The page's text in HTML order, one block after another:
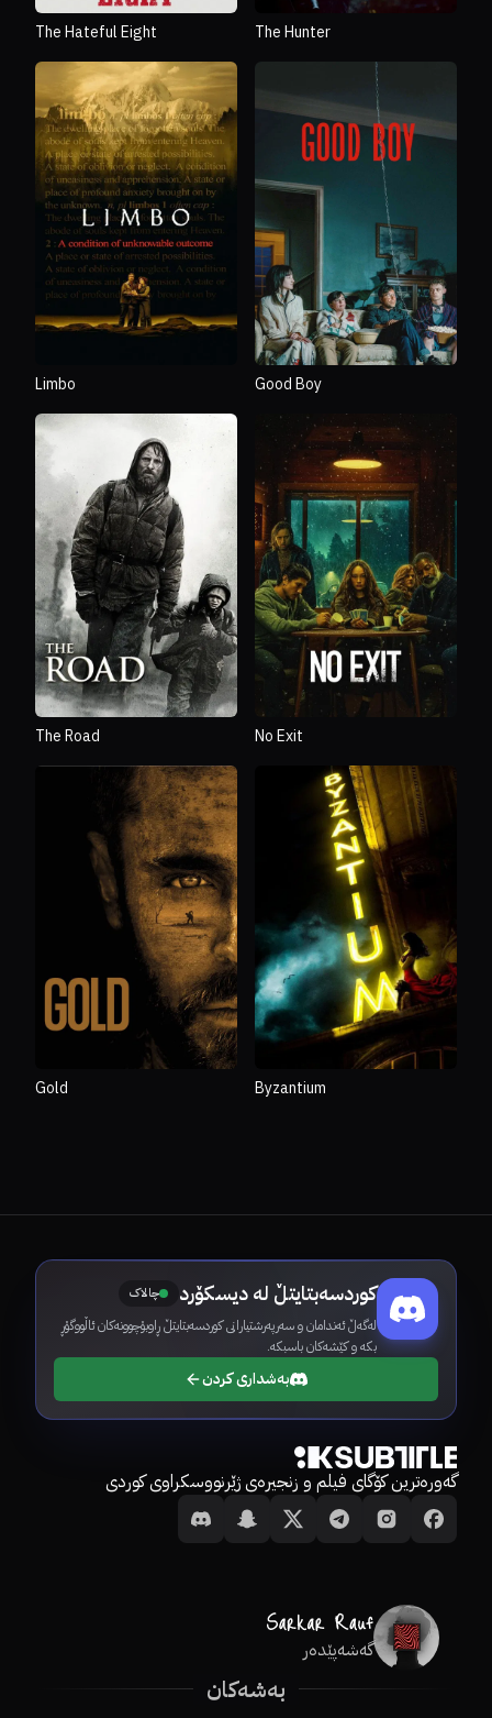
The Hateful Eight The Hunter
Limbo Good Boy
The Road No Exit
Gold Byzantium
کوردسەبتایتڵ لە دیسکۆرد چالاک
لەگەڵ ئەندامان و سەرپەرشتیارانی کوردسەبتایتڵ ڕاوبۆچوونەکان ئاڵووگۆڕ
بکە و کێشەکان باسبکە.
بەشداری کردن
گەورەترین کۆگای فیلم و زنجیرەی ژێرنووسکراوی کوردی
گەشەپێدەر
بەشەکان